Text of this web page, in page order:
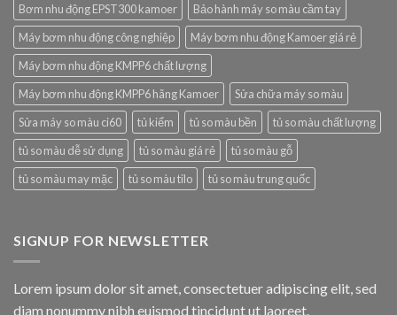
Bơm nhu động EPST300 kamoer
Bảo hành máy so màu cầm tay
Máy bơm nhu động công nghiệp
Máy bơm nhu động Kamoer giá rẻ
Máy bơm nhu động KMPP6 chất lượng
Máy bơm nhu động KMPP6 hãng Kamoer
Sửa chữa máy so màu
Sửa máy so màu ci60
tủ kiểm tủ so màu bền
tủ so màu chất lượng
tủ so màu dễ sử dụng
tủ so màu giá rẻ
tủ so màu gỗ
tủ so màu may mặc
tủ so màu tilo tủ so màu trung quốc
SIGNUP FOR NEWSLETTER
Lorem ipsum dolor sit amet, consectetuer adipiscing elit, sed
diam nonummy nibh euismod tincidunt ut laoreet.